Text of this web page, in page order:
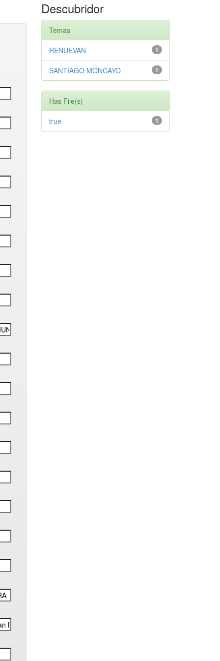
Descubridor
Temas
1
RENUEVAN
1
SANTIAGO MONCAYO
Has File(s)
1
true